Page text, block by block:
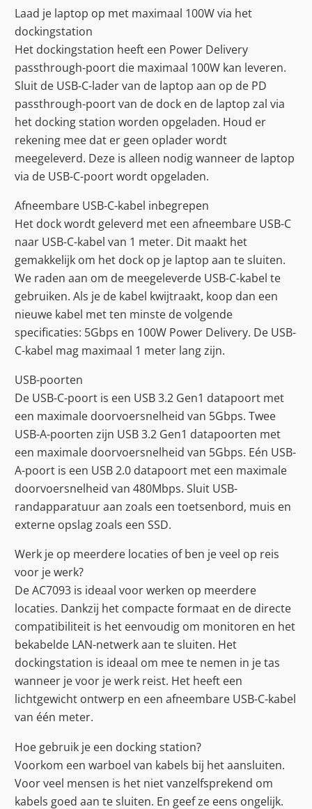
Laad je laptop op met maximaal 100W via het
dockingstation
Het dockingstation heeft een Power Delivery
passthrough-poort die maximaal 100W kan leveren.
Sluit de USB-C-lader van de laptop aan op de PD
passthrough-poort van de dock en de laptop zal via
het docking station worden opgeladen. Houd er
rekening mee dat er geen oplader wordt
meegeleverd. Deze is alleen nodig wanneer de laptop
via de USB-C-poort wordt opgeladen.
Afneembare USB-C-kabel inbegrepen
Het dock wordt geleverd met een afneembare USB-C
naar USB-C-kabel van 1 meter. Dit maakt het
gemakkelijk om het dock op je laptop aan te sluiten.
We raden aan om de meegeleverde USB-C-kabel te
gebruiken. Als je de kabel kwijtraakt, koop dan een
nieuwe kabel met ten minste de volgende
specificaties: 5Gbps en 100W Power Delivery. De USB-
C-kabel mag maximaal 1 meter lang zijn.
USB-poorten
De USB-C-poort is een USB 3.2 Gen1 datapoort met
een maximale doorvoersnelheid van 5Gbps. Twee
USB-A-poorten zijn USB 3.2 Gen1 datapoorten met
een maximale doorvoersnelheid van 5Gbps. Eén USB-
A-poort is een USB 2.0 datapoort met een maximale
doorvoersnelheid van 480Mbps. Sluit USB-
randapparatuur aan zoals een toetsenbord, muis en
externe opslag zoals een SSD.
Werk je op meerdere locaties of ben je veel op reis
voor je werk?
De AC7093 is ideaal voor werken op meerdere
locaties. Dankzij het compacte formaat en de directe
compatibiliteit is het eenvoudig om monitoren en het
bekabelde LAN-netwerk aan te sluiten. Het
dockingstation is ideaal om mee te nemen in je tas
wanneer je voor je werk reist. Het heeft een
lichtgewicht ontwerp en een afneembare USB-C-kabel
van één meter.
Hoe gebruik je een docking station?
Voorkom een warboel van kabels bij het aansluiten.
Voor veel mensen is het niet vanzelfsprekend om
kabels goed aan te sluiten. En geef ze eens ongelijk.